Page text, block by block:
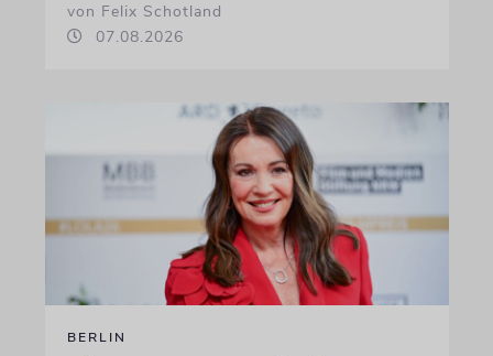
von Felix Schotland
07.08.2026
BERLIN